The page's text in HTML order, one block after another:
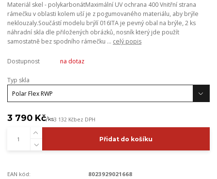
Materiál skel - polykarbonátMaximální UV ochrana 400 Vnitřní strana
rámečku v oblasti kolem uší je z pogumovaného materiálu, aby brýle
neklouzaly.Součástí modelu brýlí 016ITA je pevný obal na brýle, 2 ks
náhradní skla dle přiložených obrázků, nosník který jde použít
samostatně bez spodního rámečku ... celý popis
Dostupnost na dotaz
Typ skla
3 790 Kč/ks3 132 Kčbez DPH
Přidat do košíku
EAN kód:
8023929021668